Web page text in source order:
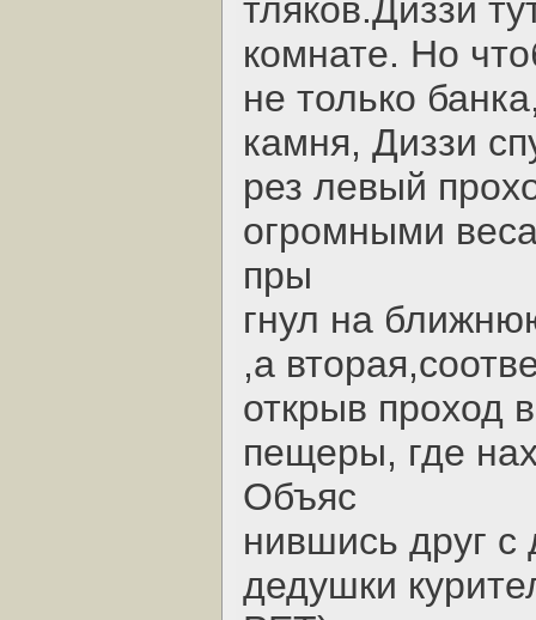
тляков.Диззи
комнате. Hо
не только
камня, Диззи
рез левый
огромными
пры
гнул на
,а
открыв проход
пещеры, где
Объяс
нившись друг с
дедушки